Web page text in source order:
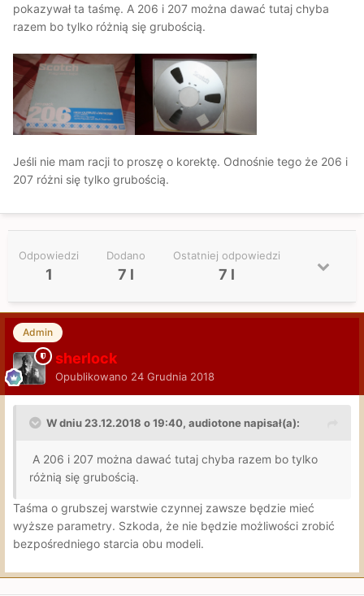
pokazywał ta taśmę. A 206 i 207 można dawać tutaj chyba
razem bo tylko różnią się grubością.
Jeśli nie mam racji to proszę o korektę. Odnośnie tego że 206 i
207 różni się tylko grubością.
Odpowiedzi
1
Dodano
7 l
Ostatniej odpowiedzi
7 l
Admin
sherlock
Opublikowano 24 Grudnia 2018
W dniu 23.12.2018 o 19:40, audiotone napisał(a):
A 206 i 207 można dawać tutaj chyba razem bo tylko
różnią się grubością.
Taśma o grubszej warstwie czynnej zawsze będzie mieć
wyższe parametry. Szkoda, że nie będzie możliwości zrobić
bezpośredniego starcia obu modeli.